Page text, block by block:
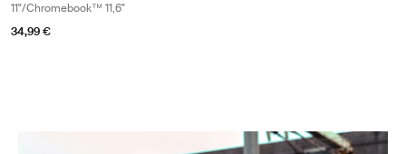
11"/Chromebook™ 11,6"
34,99 €